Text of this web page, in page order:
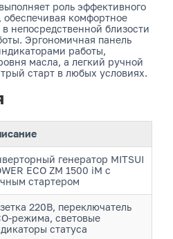
роль эффективного
комфортное
непосредственной близости
Эргономичная панель
работы,
масла, а легкий ручной
старт в любых условиях.
генератор MITSUI
ECO ZM 1500 iM с
стартером
220В, переключатель
режима, световые
статуса